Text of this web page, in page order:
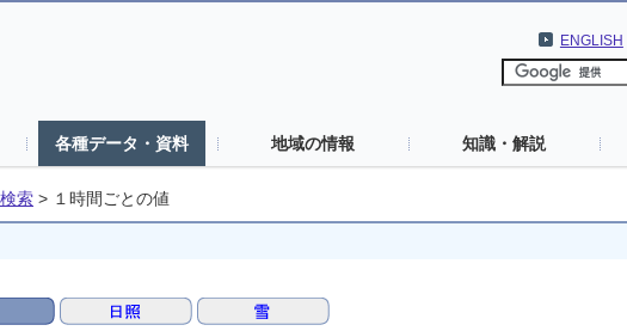
ENGLISH
各種データ・資料 地域の情報 知識・解説
索 > １時間ごとの値